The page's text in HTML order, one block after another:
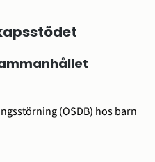
(OSDB) hos barn